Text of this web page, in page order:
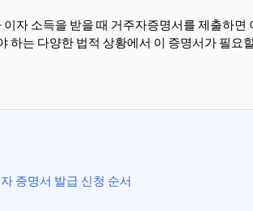
자 소득을 받을 때 거주자증명서를 제출하면
하는 다양한 법적 상황에서 이 증명서가 필요
증명서 발급 신청 순서